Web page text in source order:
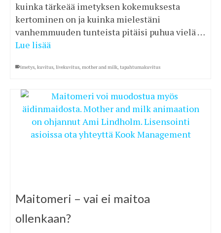
kuinka tärkeää imetyksen kokemuksesta
kertominen on ja kuinka mielestäni
vanhemmuuden tunteista pitäisi puhua vielä …
Lue lisää
imetys, kuvitus, livekuvitus, mother and milk, tapahtumakuvitus
Maitomeri – vai ei maitoa
ollenkaan?